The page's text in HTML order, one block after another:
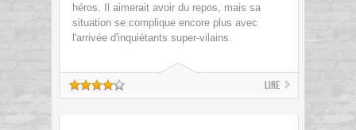
héros. Il aimerait avoir du repos, mais sa
situation se complique encore plus avec
l'arrivée d'inquiétants super-vilains.
Lire